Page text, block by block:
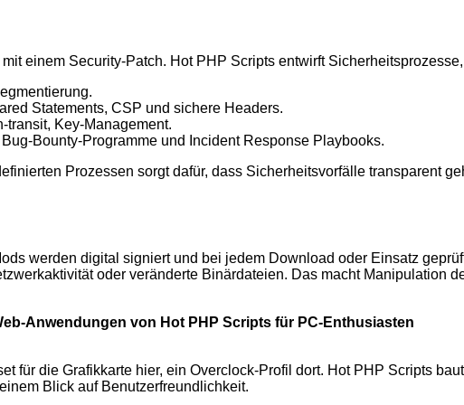
einem Security-Patch. Hot PHP Scripts entwirft
Statements, CSP und sichere Headers.
transit, Key-Management.
Bounty-Programme und Incident Response Playbooks.
Prozessen sorgt dafür, dass Sicherheitsvorfälle transparent
werden digital signiert und bei jedem Download oder Einsatz
oder veränderte Binärdateien. Das macht Manipulation
Anwendungen von Hot PHP Scripts für PC-Enthusiasten
für die Grafikkarte hier, ein Overclock-Profil dort. Hot PHP Scripts
Blick auf Benutzerfreundlichkeit.